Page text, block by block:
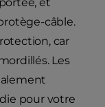
câble.
car
Les
pour votre